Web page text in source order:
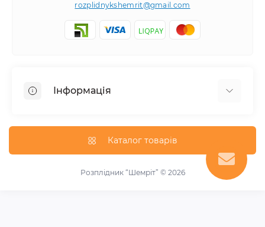
rozplidnykshemrit@gmail.com
Інформація
Оплата та доставка
Каталог товарів
Розплідник “Шемріт” © 2026